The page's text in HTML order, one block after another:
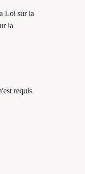
Loi sur la
la
requis